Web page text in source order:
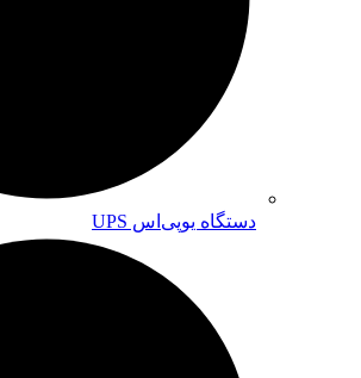
دستگاه یوپی‌اس UPS